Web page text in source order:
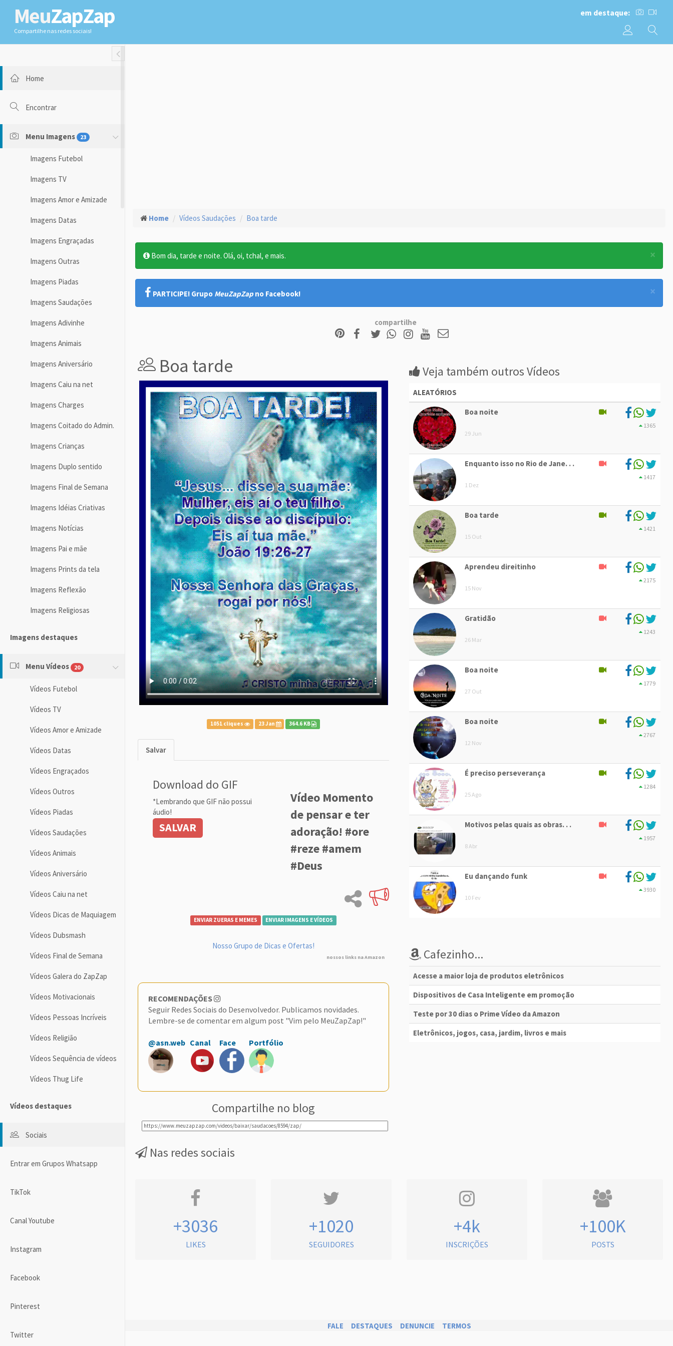
MeuZapZap
Compartilhe nas redes sociais!
em destaque:
Toggle Fullwidth
Home
Encontrar
Menu Imagens 23
Imagens Futebol
Imagens TV
Imagens Amor e Amizade
Imagens Datas
Imagens Engraçadas
Imagens Outras
Imagens Piadas
Imagens Saudações
Imagens Adivinhe
Imagens Animais
Imagens Aniversário
Imagens Caiu na net
Imagens Charges
Imagens Coitado do Admin.
Imagens Crianças
Imagens Duplo sentido
Imagens Final de Semana
Imagens Idéias Criativas
Imagens Notícias
Imagens Pai e mãe
Imagens Prints da tela
Imagens Reflexão
Imagens Religiosas
Imagens destaques
Menu Vídeos 20
Vídeos Futebol
Vídeos TV
Vídeos Amor e Amizade
Vídeos Datas
Vídeos Engraçados
Vídeos Outros
Vídeos Piadas
Vídeos Saudações
Vídeos Animais
Vídeos Aniversário
Vídeos Caiu na net
Vídeos Dicas de Maquiagem
Vídeos Dubsmash
Vídeos Final de Semana
Vídeos Galera do ZapZap
Vídeos Motivacionais
Vídeos Pessoas Incríveis
Vídeos Religião
Vídeos Sequência de vídeos
Vídeos Thug Life
Vídeos destaques
Sociais
Entrar em Grupos Whatsapp
TikTok
Canal Youtube
Instagram
Facebook
Pinterest
Twitter
Home Vídeos Saudações Boa tarde
×
Bom dia, tarde e noite. Olá, oi, tchal, e mais.
×
PARTICIPE! Grupo MeuZapZap no Facebook!
compartilhe
Boa tarde
1051 cliques 23 Jan 364.6 KB
Salvar
Download do GIF
*Lembrando que GIF não possui
áudio!
SALVAR
Vídeo Momento
de pensar e ter
adoração! #ore
#reze #amem
#Deus
ENVIAR ZUERAS E MEMES ENVIAR IMAGENS E VÍDEOS
Nosso Grupo de Dicas e Ofertas!
nossos links na Amazon
RECOMENDAÇÕES
Seguir Redes Sociais do Desenvolvedor. Publicamos novidades.
Lembre-se de comentar em algum post "Vim pelo MeuZapZap!"
@asn.web Canal Face Portfólio
Compartilhe no blog
Veja também outros Vídeos
ALEATÓRIOS
Boa noite
29 Jun
1365
Enquanto isso no Rio de Jane. . .
1 Dez
1417
Boa tarde
15 Out
1421
Aprendeu direitinho
15 Nov
2175
Gratidão
26 Mar
1243
Boa noite
27 Out
1779
Boa noite
12 Nov
2767
É preciso perseverança
25 Ago
1284
Motivos pelas quais as obras. . .
8 Abr
1957
Eu dançando funk
10 Fev
3930
Cafezinho...
Acesse a maior loja de produtos eletrônicos
Dispositivos de Casa Inteligente em promoção
Teste por 30 dias o Prime Vídeo da Amazon
Eletrônicos, jogos, casa, jardim, livros e mais
Nas redes sociais
+3036
LIKES
+1020
SEGUIDORES
+4k
INSCRIÇÕES
+100K
POSTS
FALE DESTAQUES DENUNCIE TERMOS